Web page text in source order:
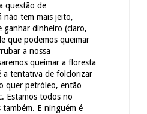
questão de
não tem mais jeito,
dinheiro (claro,
que podemos queimar
a nossa
queimar a floresta
a tentativa de folclorizar
quer petróleo, então
Estamos todos no
também. E ninguém é